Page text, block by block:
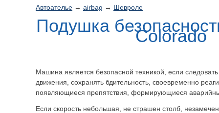
Автоателье → airbag → Шевроле
Подушка
Colorado
Машина является безопасной техникой, если
движения, сохранять бдительность, своевременно
появляющиеся препятствия, формирующиеся
Если скорость небольшая, не страшен столб,